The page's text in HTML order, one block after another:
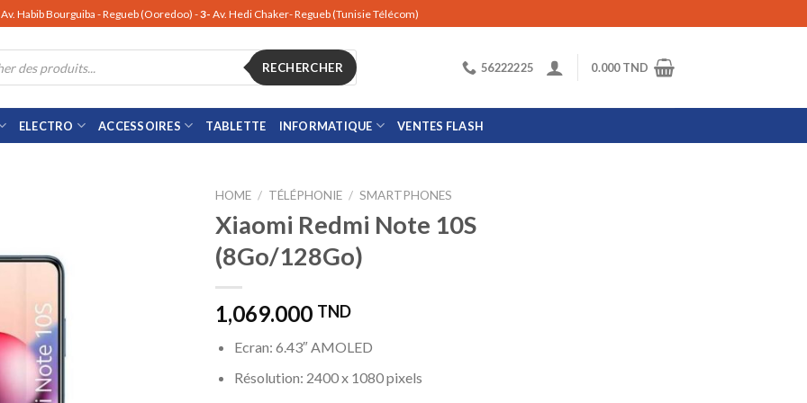
Av. Habib Bourguiba - Regueb (Ooredoo) -3- Av. Hedi Chaker- Regueb (Tunisie Télécom)
RECHERCHER 56222225 0.000TND
ELECTRO ACCESSOIRES TABLETTE INFORMATIQUE VENTES FLASH
HOME / TÉLÉPHONIE / SMARTPHONES
Xiaomi Redmi Note 10S
(8Go/128Go)
1,069.000 TND
Ecran: 6.43″ AMOLED
Résolution: 2400 x 1080 pixels